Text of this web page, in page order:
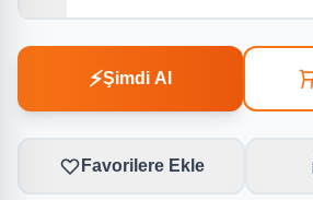
⚡Şimdi Al
Favorilere Ekle